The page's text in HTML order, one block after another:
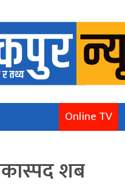
Online TV
शब